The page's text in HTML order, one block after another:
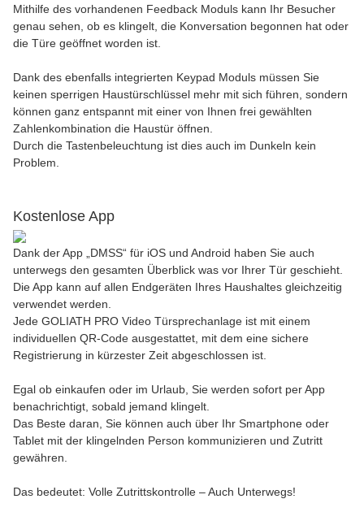
Mithilfe des vorhandenen Feedback Moduls kann Ihr Besucher
genau sehen, ob es klingelt, die Konversation begonnen hat oder
die Türe geöffnet worden ist.
Dank des ebenfalls integrierten Keypad Moduls müssen Sie
keinen sperrigen Haustürschlüssel mehr mit sich führen, sondern
können ganz entspannt mit einer von Ihnen frei gewählten
Zahlenkombination die Haustür öffnen.
Durch die Tastenbeleuchtung ist dies auch im Dunkeln kein
Problem.
Kostenlose App
Dank der App „DMSS“ für iOS und Android haben Sie auch
unterwegs den gesamten Überblick was vor Ihrer Tür geschieht.
Die App kann auf allen Endgeräten Ihres Haushaltes gleichzeitig
verwendet werden.
Jede GOLIATH PRO Video Türsprechanlage ist mit einem
individuellen QR-Code ausgestattet, mit dem eine sichere
Registrierung in kürzester Zeit abgeschlossen ist.
Egal ob einkaufen oder im Urlaub, Sie werden sofort per App
benachrichtigt, sobald jemand klingelt.
Das Beste daran, Sie können auch über Ihr Smartphone oder
Tablet mit der klingelnden Person kommunizieren und Zutritt
gewähren.
Das bedeutet: Volle Zutrittskontrolle – Auch Unterwegs!